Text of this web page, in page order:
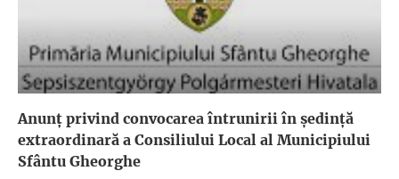
Anunţ privind convocarea întrunirii în şedinţă
extraordinară a Consiliului Local al Municipiului
Sfântu Gheorghe